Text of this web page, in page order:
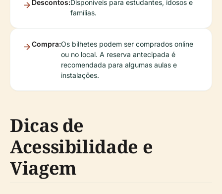
Descontos:Disponíveis para estudantes, idosos e
famílias.
Compra:Os bilhetes podem ser comprados online
ou no local. A reserva antecipada é
recomendada para algumas aulas e
instalações.
Dicas de
Acessibilidade e
Viagem